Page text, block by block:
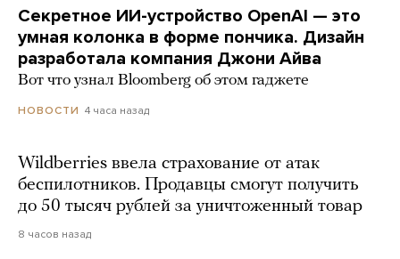
Секретное ИИ-устройство OpenAI — это
умная колонка в форме пончика. Дизайн
разработала компания Джони Айва
Вот что узнал Bloomberg об этом гаджете
НОВОСТИ 4 часа назад
Wildberries ввела страхование от атак
беспилотников. Продавцы смогут получить
до 50 тысяч рублей за уничтоженный товар
8 часов назад